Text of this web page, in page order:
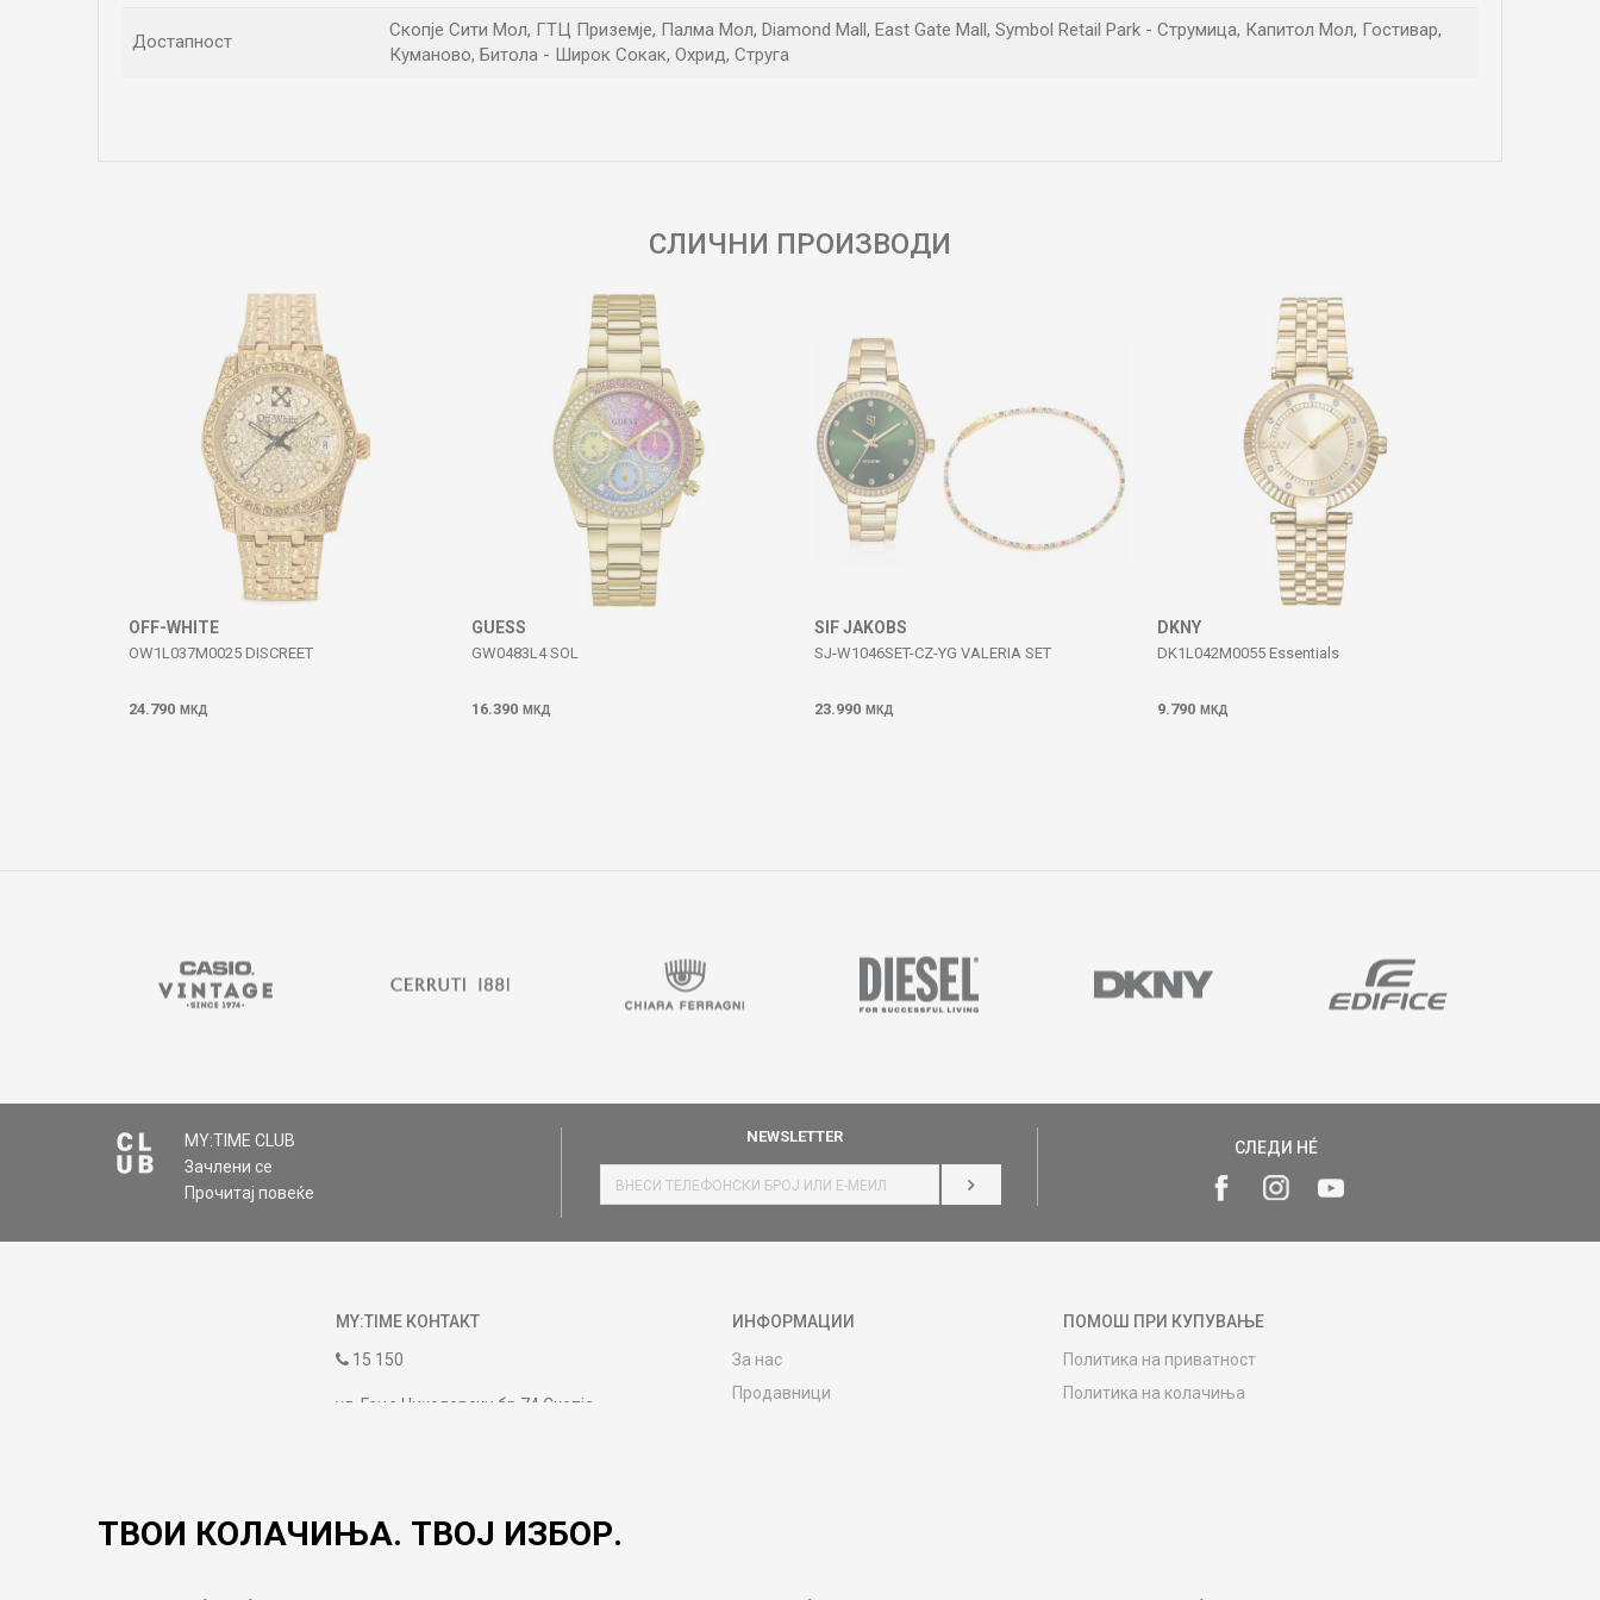
Достапност
Скопје Сити Мол, ГТЦ Приземје, Палма Мол, Diamond Mall, East Gate Mall, Symbol Retail Park - Струмица, Капитол Мол, Гостивар,
Куманово, Битола - Широк Сокак, Охрид, Струга
СЛИЧНИ ПРОИЗВОДИ
OFF-WHITE
OW1L037M0025 DISCREET
24.790 МКД
GUESS
GW0483L4 SOL
16.390 МКД
SIF JAKOBS
SJ-W1046SET-CZ-YG VALERIA SET
23.990 МКД
DKNY
DK1L042M0055 Essentials
9.790 МКД
MY:TIME CLUB
Зачлени се
Прочитај повеќе
NEWSLETTER
НАЈАВИ СЕ
СЛЕДИ НÉ
MY:TIME КОНТАКТ
15 150
ул. Гоце Николовски бр.74 Скопје
09:00 до 17:00
ИНФОРМАЦИИ
За нас
Продавници
ПОМОШ ПРИ КУПУВАЊЕ
Политика на приватност
Политика на колачиња
ТВОИ КОЛАЧИЊА. ТВОЈ ИЗБОР.